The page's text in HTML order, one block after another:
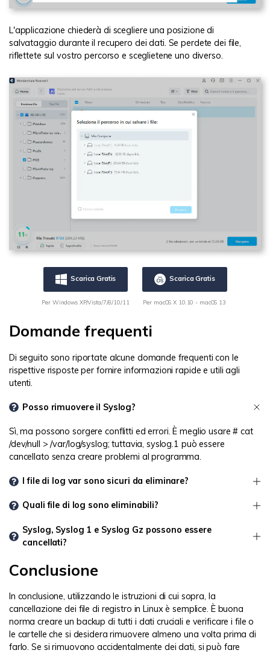
L'applicazione chiederà di scegliere una posizione di
salvataggio durante il recupero dei dati. Se perdete dei file,
riflettete sul vostro percorso e sceglietene uno diverso.
Scarica Gratis
Per Windows XP/Vista/7/8/10/11
Scarica Gratis
Per macOS X 10.10 - macOS 13
Domande frequenti
Di seguito sono riportate alcune domande frequenti con le
rispettive risposte per fornire informazioni rapide e utili agli
utenti.
Posso rimuovere il Syslog?
Sì, ma possono sorgere conflitti ed errori. È meglio usare # cat
/dev/null > /var/log/syslog; tuttavia, syslog.1 può essere
cancellato senza creare problemi al programma.
I file di log var sono sicuri da eliminare?
Quali file di log sono eliminabili?
Syslog, Syslog 1 e Syslog Gz possono essere
cancellati?
Conclusione
In conclusione, utilizzando le istruzioni di cui sopra, la
cancellazione dei file di registro in Linux è semplice. È buona
norma creare un backup di tutti i dati cruciali e verificare i file o
le cartelle che si desidera rimuovere almeno una volta prima di
farlo. Se si rimuovono accidentalmente dei dati, si può fare